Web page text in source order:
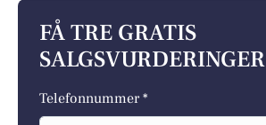
FÅ TRE GRATIS
SALGSVURDERINGER
Telefonnummer *